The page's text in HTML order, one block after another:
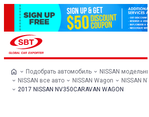
Подобрать автомобиль
NISSAN
NISSAN все авто
NISSAN Wagon
NISSAN
2017 NISSAN NV350CARAVAN WAGON